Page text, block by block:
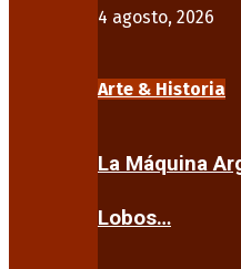
4 agosto, 2026
Arte & Historia
La Máquina
Lobos…